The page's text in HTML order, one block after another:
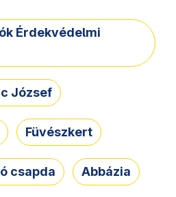
Érdekvédelmi
József
Füvészkert
csapda Abbázia